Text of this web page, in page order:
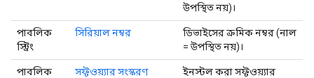
উপস্থিত নয়)।
পাবলিক
স্ট্রিং
সিরিয়াল নম্বর
ডিভাইসের ক্রমিক নম্বর (নাল
= উপস্থিত নয়)।
পাবলিক
সফ্টওয়্যার সংস্করণ
ইনস্টল করা সফ্টওয়্যার